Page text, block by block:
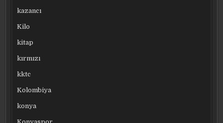
kazancı
Kilo
kitap
kırmızı
kktc
Kolombiya
konya